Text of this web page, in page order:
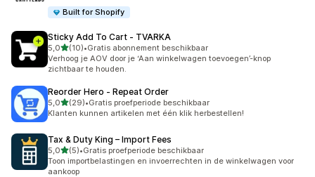
Built for Shopify
Sticky Add To Cart ‑ TVARKA
5,0van 5 sterren
(10)
10 recensies in totaal
•Gratis abonnement beschikbaar
Verhoog je AOV door je ‘Aan winkelwagen toevoegen’-knop
zichtbaar te houden.
Reorder Hero ‑ Repeat Order
5,0van 5 sterren
(29)
29 recensies in totaal
•Gratis proefperiode beschikbaar
Klanten kunnen artikelen met één klik herbestellen!
Tax & Duty King – Import Fees
5,0van 5 sterren
(5)
5 recensies in totaal
•Gratis proefperiode beschikbaar
Toon importbelastingen en invoerrechten in de winkelwagen voor
aankoop